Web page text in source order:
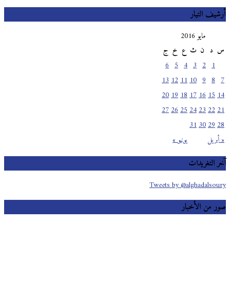
أرشيف التيار
مايو 2016
س
ث خ ج
« أبريل يونيو »
10
11
12
13
14
15
16
17
18
19
20
21
22
23
24
25
26
27
28
29
30
31
آخر التغريدات
Tweets by @alghadalsoury
صور من الأخبار